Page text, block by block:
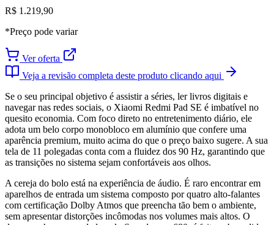
R$ 1.219,90
*Preço pode variar
Ver oferta
Veja a revisão completa deste produto clicando aqui
Se o seu principal objetivo é assistir a séries, ler livros digitais e
navegar nas redes sociais, o Xiaomi Redmi Pad SE é imbatível no
quesito economia. Com foco direto no entretenimento diário, ele
adota um belo corpo monobloco em alumínio que confere uma
aparência premium, muito acima do que o preço baixo sugere. A sua
tela de 11 polegadas conta com a fluidez dos 90 Hz, garantindo que
as transições no sistema sejam confortáveis aos olhos.
A cereja do bolo está na experiência de áudio. É raro encontrar em
aparelhos de entrada um sistema composto por quatro alto-falantes
com certificação Dolby Atmos que preencha tão bem o ambiente,
sem apresentar distorções incômodas nos volumes mais altos. O